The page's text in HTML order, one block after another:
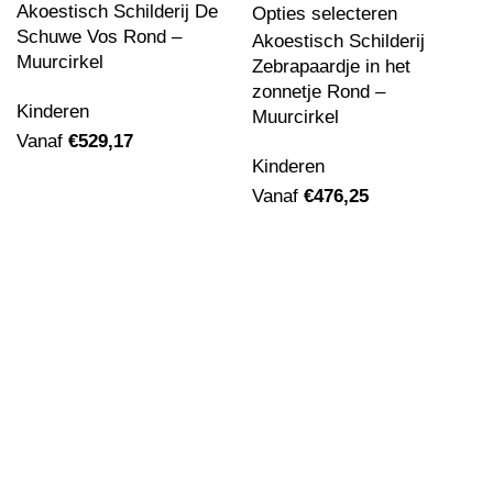
Akoestisch Schilderij De
Schuwe Vos Rond –
Muurcirkel
Kinderen
Vanaf €529,17
Opties selecteren
Akoestisch Schilderij
Zebrapaardje in het
zonnetje Rond –
Muurcirkel
Kinderen
Vanaf €476,25